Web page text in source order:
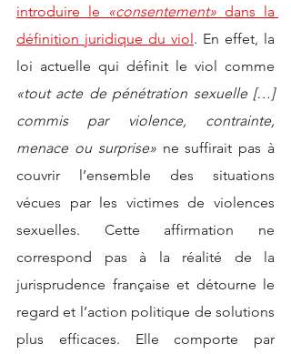
introduire le
«consentement» dans la
définition juridique du viol. En effet, la
«tout acte de pénétration sexuelle […]
commis par violence, contrainte,
menace ou surprise» ne suffirait pas à
couvrir l’ensemble des situations
vécues par les victimes de violences
sexuelles. Cette affirmation ne
correspond pas à la réalité de la
jurisprudence française et détourne le
regard et l’action politique de solutions
plus efficaces. Elle comporte par